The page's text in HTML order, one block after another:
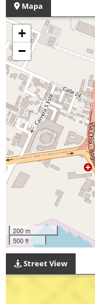
Mapa
+
−
200 m
500 ft
Street View